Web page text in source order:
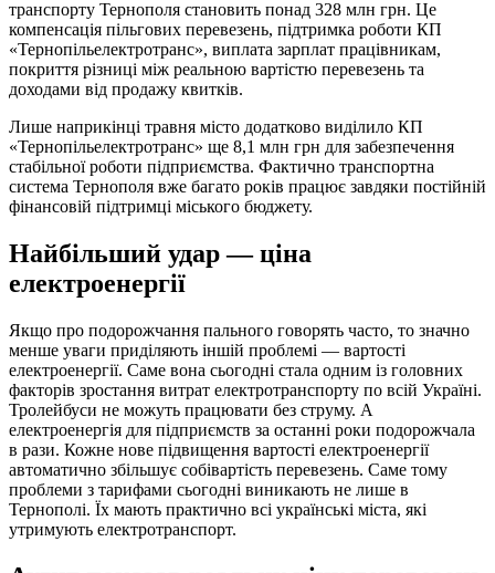
транспорту Тернополя становить понад 328 млн грн. Це
компенсація пільгових перевезень, підтримка роботи КП
«Тернопільелектротранс», виплата зарплат працівникам,
покриття різниці між реальною вартістю перевезень та
доходами від продажу квитків.
Лише наприкінці травня місто додатково виділило КП
«Тернопільелектротранс» ще 8,1 млн грн для забезпечення
стабільної роботи підприємства. Фактично транспортна
система Тернополя вже багато років працює завдяки постійній
фінансовій підтримці міського бюджету.
Найбільший удар — ціна
електроенергії
Якщо про подорожчання пального говорять часто, то значно
менше уваги приділяють іншій проблемі — вартості
електроенергії. Саме вона сьогодні стала одним із головних
факторів зростання витрат електротранспорту по всій Україні.
Тролейбуси не можуть працювати без струму. А
електроенергія для підприємств за останні роки подорожчала
в рази. Кожне нове підвищення вартості електроенергії
автоматично збільшує собівартість перевезень. Саме тому
проблеми з тарифами сьогодні виникають не лише в
Тернополі. Їх мають практично всі українські міста, які
утримують електротранспорт.